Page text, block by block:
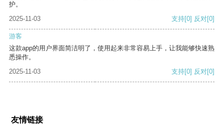
护。
2025-11-03
支持[0] 反对[0]
游客
这款app的用户界面简洁明了，使用起来非常容易上手，让我能够快速熟
悉操作。
2025-11-03
支持[0] 反对[0]
友情链接